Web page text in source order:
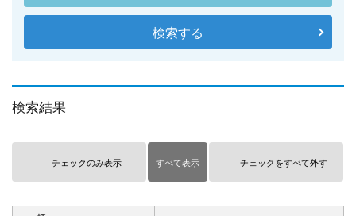
検索結果
チェックのみ表示 すべて表示 チェックをすべて外す